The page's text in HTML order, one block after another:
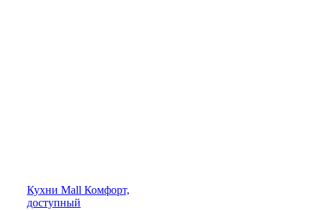
Кухни Mall Комфорт,
доступный